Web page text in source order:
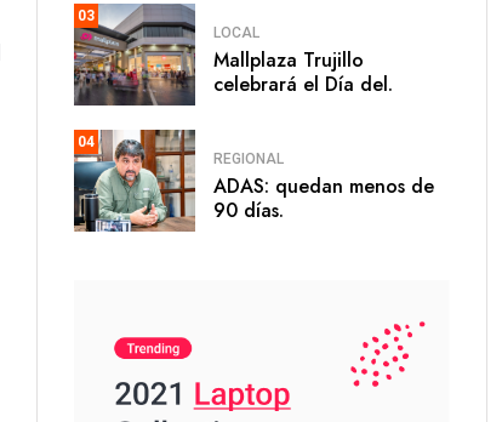
03
LOCAL
Mallplaza Trujillo
celebrará el Día del.
04
REGIONAL
ADAS: quedan menos de
90 días.